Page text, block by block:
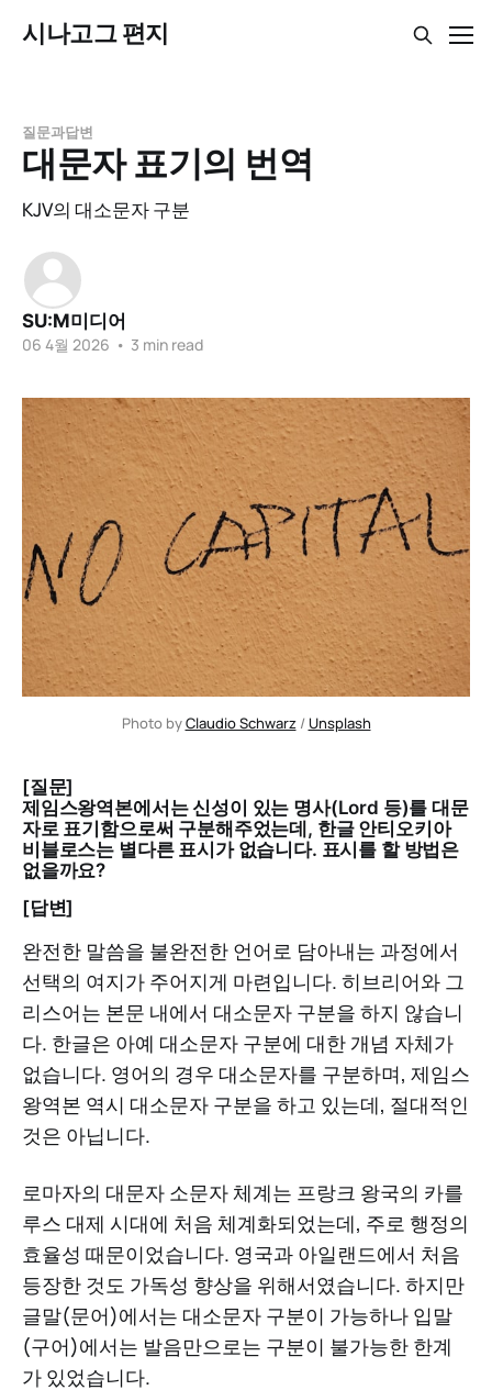
시나고그 편지
질문과답변
대문자 표기의 번역
KJV의 대소문자 구분
SU:M미디어
06 4월 2026 • 3 min read
Photo by Claudio Schwarz / Unsplash
[질문]
제임스왕역본에서는 신성이 있는 명사(Lord 등)를 대문
자로 표기함으로써 구분해주었는데, 한글 안티오키아
비블로스는 별다른 표시가 없습니다. 표시를 할 방법은
없을까요?
[답변]
완전한 말씀을 불완전한 언어로 담아내는 과정에서
선택의 여지가 주어지게 마련입니다. 히브리어와 그
리스어는 본문 내에서 대소문자 구분을 하지 않습니
다. 한글은 아예 대소문자 구분에 대한 개념 자체가
없습니다. 영어의 경우 대소문자를 구분하며, 제임스
왕역본 역시 대소문자 구분을 하고 있는데, 절대적인
것은 아닙니다.
로마자의 대문자 소문자 체계는 프랑크 왕국의 카를
루스 대제 시대에 처음 체계화되었는데, 주로 행정의
효율성 때문이었습니다. 영국과 아일랜드에서 처음
등장한 것도 가독성 향상을 위해서였습니다. 하지만
글말(문어)에서는 대소문자 구분이 가능하나 입말
(구어)에서는 발음만으로는 구분이 불가능한 한계
가 있었습니다.